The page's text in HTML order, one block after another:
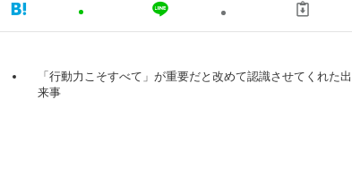
「行動力こそすべて」が重要だと改めて認識させてくれた出
来事